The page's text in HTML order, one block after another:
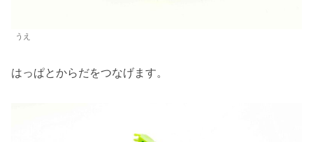
うえ
はっぱとからだをつなげます。